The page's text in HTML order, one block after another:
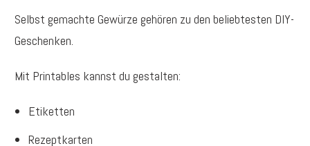
Selbst gemachte Gewürze gehören zu den beliebtesten DIY-
Geschenken.
Mit Printables kannst du gestalten:
Etiketten
Rezeptkarten